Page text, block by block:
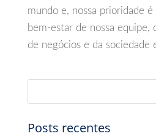
mundo e, nossa prioridade é
bem-estar de nossa equipe,
de negócios e da sociedade
Posts recentes